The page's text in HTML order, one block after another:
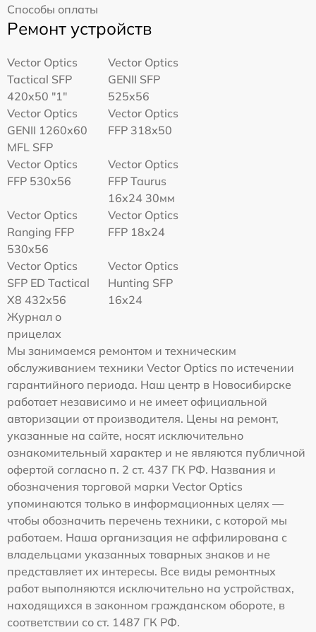
Способы оплаты
Ремонт устройств
Vector Optics
Tactical SFP
420x50 "1"
Vector Optics
GENII SFP
525x56
Vector Optics
GENII 1260x60
MFL SFP
Vector Optics
FFP 318x50
Vector Optics
FFP 530x56
Vector Optics
FFP Taurus
16x24 30мм
Vector Optics
Ranging FFP
530x56
Vector Optics
FFP 18x24
Vector Optics
SFP ED Tactical
X8 432x56
Vector Optics
Hunting SFP
16x24
Журнал о
прицелах
Мы занимаемся ремонтом и техническим
обслуживанием техники Vector Optics по истечении
гарантийного периода. Наш центр в Новосибирске
работает независимо и не имеет официальной
авторизации от производителя. Цены на ремонт,
указанные на сайте, носят исключительно
ознакомительный характер и не являются публичной
офертой согласно п. 2 ст. 437 ГК РФ. Названия и
обозначения торговой марки Vector Optics
упоминаются только в информационных целях —
чтобы обозначить перечень техники, с которой мы
работаем. Наша организация не аффилирована с
владельцами указанных товарных знаков и не
представляет их интересы. Все виды ремонтных
работ выполняются исключительно на устройствах,
находящихся в законном гражданском обороте, в
соответствии со ст. 1487 ГК РФ.